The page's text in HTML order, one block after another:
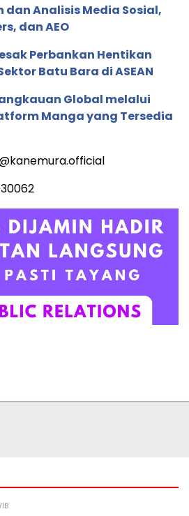
Analisis Media Sosial,
dan AEO
Perbankan Hentikan
Batu Bara di ASEAN
Global melalui
Manga yang Tersedia